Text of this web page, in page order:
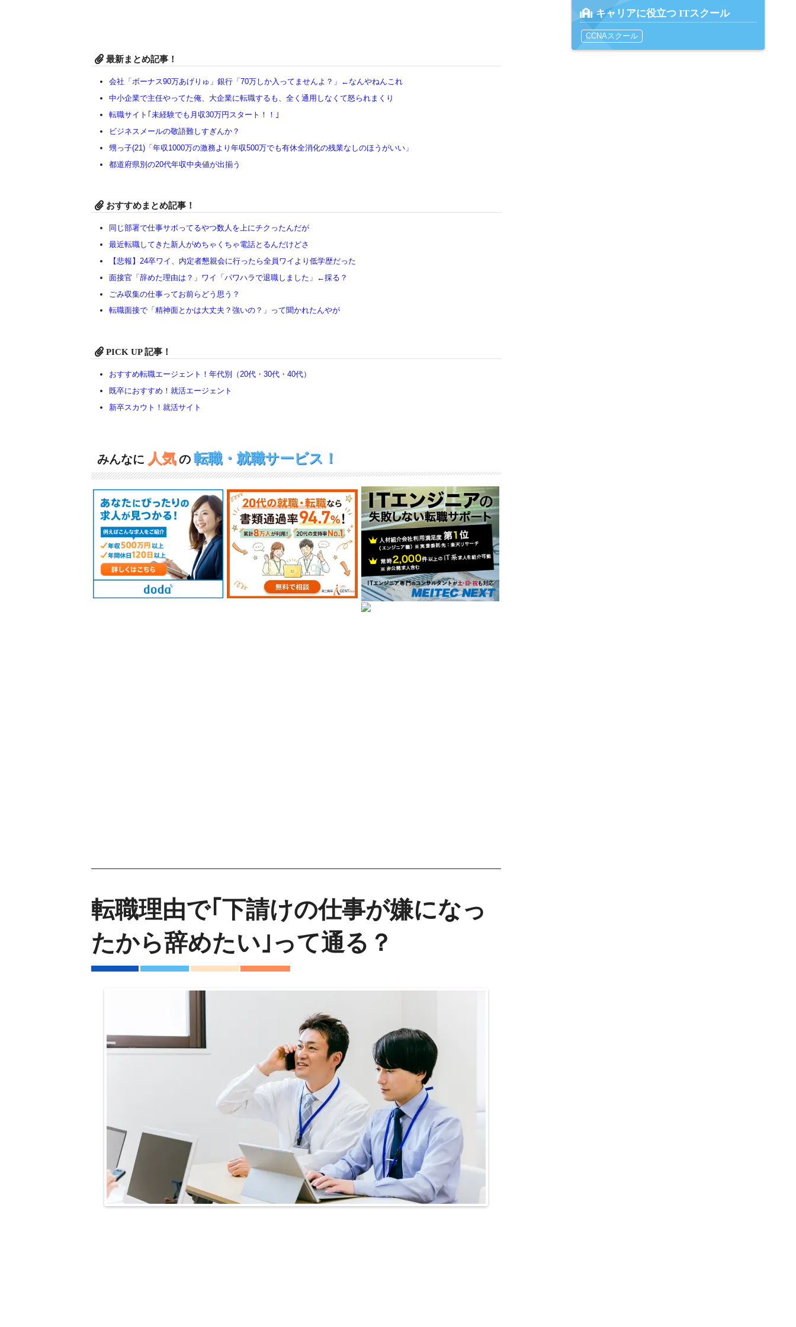
最新まとめ記事！
会社「ボーナス90万あげりゅ」銀行「70万しか入ってませんよ？」←なんやねんこれ
中小企業で主任やってた俺、大企業に転職するも、全く通用しなくて怒られまくり
転職サイト｢未経験でも月収30万円スタート！！｣
ビジネスメールの敬語難しすぎんか？
甥っ子(21)「年収1000万の激務より年収500万でも有休全消化の残業なしのほうがいい」
都道府県別の20代年収中央値が出揃う
おすすめまとめ記事！
同じ部署で仕事サボってるやつ数人を上にチクったんだが
最近転職してきた新人がめちゃくちゃ電話とるんだけどさ
【悲報】24卒ワイ、内定者懇親会に行ったら全員ワイより低学歴だった
面接官「辞めた理由は？」ワイ「パワハラで退職しました」←採る？
ごみ収集の仕事ってお前らどう思う？
転職面接で「精神面とかは大丈夫？強いの？」って聞かれたんやが
PICK UP 記事！
おすすめ転職エージェント！年代別（20代・30代・40代）
既卒におすすめ！就活エージェント
新卒スカウト！就活サイト
みんなに 人気の 転職・就職サービス！
転職理由で｢下請けの仕事が嫌になっ
たから辞めたい｣って通る？
キャリアに役立つ ITスクール
CCNAスクール